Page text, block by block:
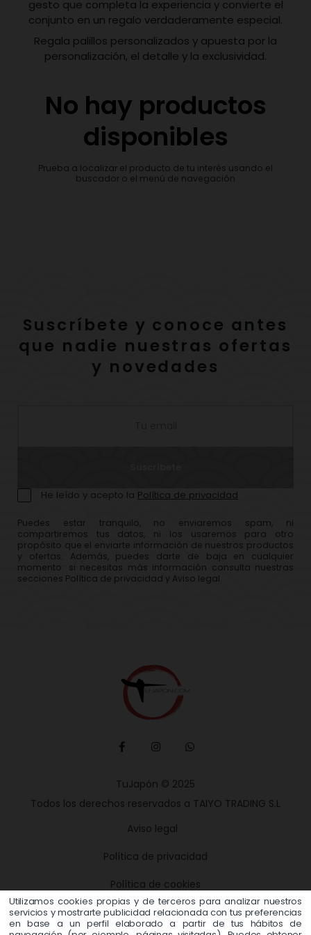
gesto que completa la experiencia y convierte el
conjunto en un regalo verdaderamente especial.
Regala palillos personalizados y apuesta por la
personalización, el detalle y la exclusividad.
No hay productos
disponibles
Prueba a localizar el producto de tu interés usando el
buscador o el menú de navegación
Suscríbete y conoce antes
que nadie nuestras ofertas
y novedades
Puedes estar tranquilo, no enviaremos spam, ni
compartiremos tus datos, ni los usaremos para otro
propósito que el enviarte información de nuestros productos
y ofertas. Además, puedes darte de baja en cualquier
momento: si necesitas más información consulta nuestras
secciones Política de privacidad y Aviso legal.
He leído y acepto la Política de privacidad
TuJapón © 2025
Todos los derechos reservados a TAIYO TRADING S.L
Aviso legal
Política de privacidad
Política de cookies
Términos y condiciones
Utilizamos cookies propias y de terceros para analizar nuestros
servicios y mostrarte publicidad relacionada con tus preferencias
en base a un perfil elaborado a partir de tus hábitos de